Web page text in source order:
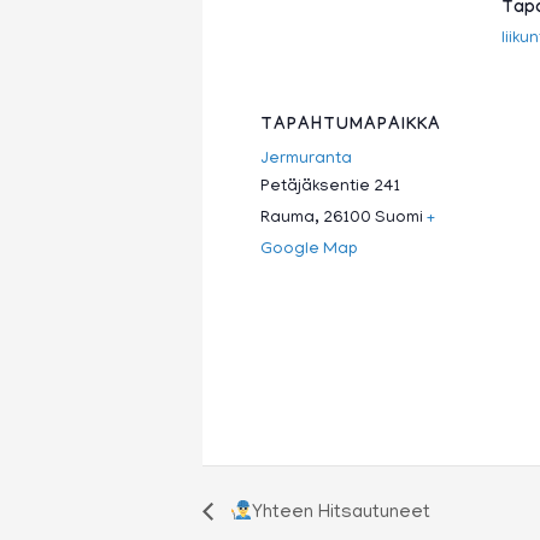
TAPAHTUMAPAIKKA
Jermuranta
Petäjäksentie 241
Rauma, 26100 Suomi +
Google Map
Yhteen Hitsautuneet